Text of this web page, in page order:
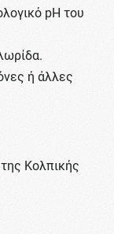
pH του
ή άλλες
Κολπικής